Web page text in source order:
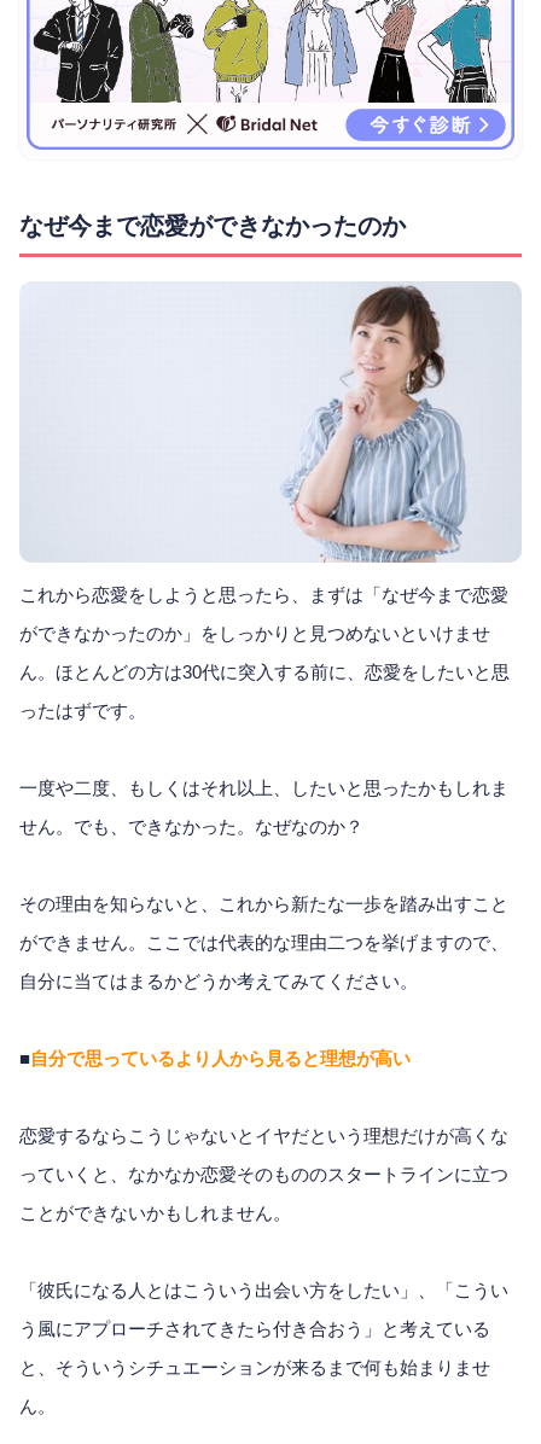
なぜ今まで恋愛ができなかったのか
これから恋愛をしようと思ったら、まずは「なぜ今まで恋愛
ができなかったのか」をしっかりと見つめないといけませ
ん。ほとんどの方は30代に突入する前に、恋愛をしたいと思
ったはずです。
一度や二度、もしくはそれ以上、したいと思ったかもしれま
せん。でも、できなかった。なぜなのか？
その理由を知らないと、これから新たな一歩を踏み出すこと
ができません。ここでは代表的な理由二つを挙げますので、
自分に当てはまるかどうか考えてみてください。
■自分で思っているより人から見ると理想が高い
恋愛するならこうじゃないとイヤだという理想だけが高くな
っていくと、なかなか恋愛そのもののスタートラインに立つ
ことができないかもしれません。
「彼氏になる人とはこういう出会い方をしたい」、「こうい
う風にアプローチされてきたら付き合おう」と考えている
と、そういうシチュエーションが来るまで何も始まりませ
ん。